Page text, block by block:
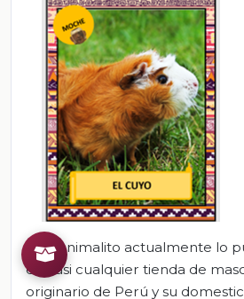
Este animalito actualmente lo
en casi cualquier tienda de
originario de Perú y su